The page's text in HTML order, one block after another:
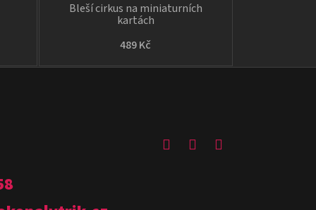
489 Kč
Bleší cirkus na miniaturních
kartách